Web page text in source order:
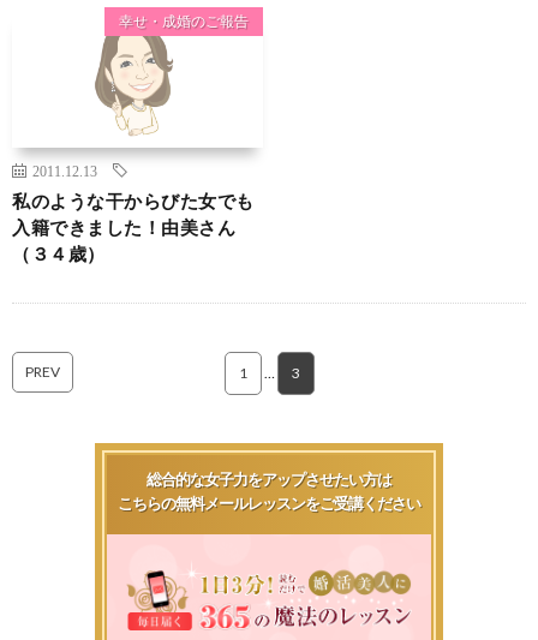
幸せ・成婚のご報告
2011.12.13
私のような干からびた女でも
入籍できました！由美さん
（３４歳）
PREV 1 … 3
総合的な女子力をアップさせたい方は
こちらの無料メールレッスンをご受講ください